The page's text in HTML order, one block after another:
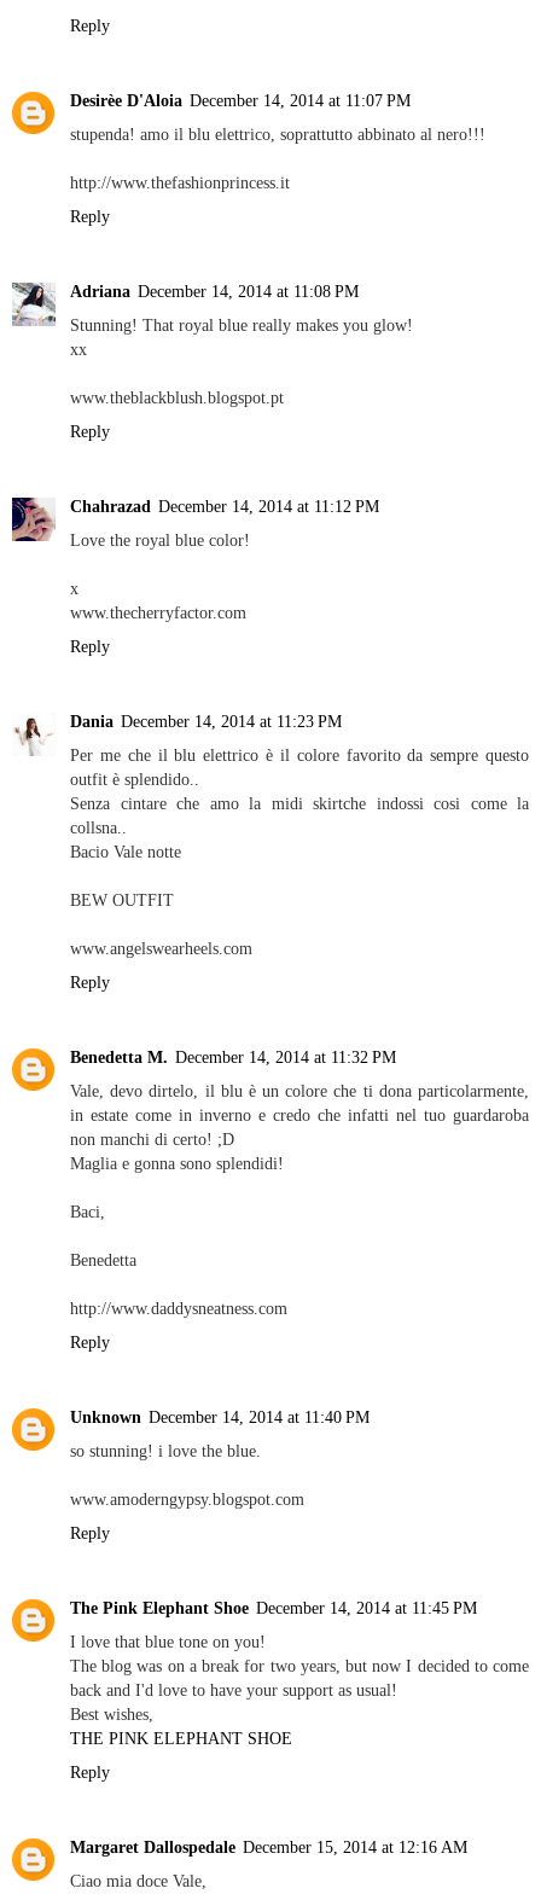
Reply
Desirèe D'Aloia December 14, 2014 at 11:07 PM
stupenda! amo il blu elettrico, soprattutto abbinato al nero!!!
http://www.thefashionprincess.it
Reply
Adriana December 14, 2014 at 11:08 PM
Stunning! That royal blue really makes you glow!
xx
www.theblackblush.blogspot.pt
Reply
Chahrazad December 14, 2014 at 11:12 PM
Love the royal blue color!
x
www.thecherryfactor.com
Reply
Dania December 14, 2014 at 11:23 PM
Per me che il blu elettrico è il colore favorito da sempre questo
outfit è splendido..
Senza cintare che amo la midi skirtche indossi cosi come la
collsna..
Bacio Vale notte
BEW OUTFIT
www.angelswearheels.com
Reply
Benedetta M. December 14, 2014 at 11:32 PM
Vale, devo dirtelo, il blu è un colore che ti dona particolarmente,
in estate come in inverno e credo che infatti nel tuo guardaroba
non manchi di certo! ;D
Maglia e gonna sono splendidi!
Baci,
Benedetta
http://www.daddysneatness.com
Reply
Unknown December 14, 2014 at 11:40 PM
so stunning! i love the blue.
www.amoderngypsy.blogspot.com
Reply
The Pink Elephant Shoe December 14, 2014 at 11:45 PM
I love that blue tone on you!
The blog was on a break for two years, but now I decided to come
back and I'd love to have your support as usual!
Best wishes,
THE PINK ELEPHANT SHOE
Reply
Margaret Dallospedale December 15, 2014 at 12:16 AM
Ciao mia doce Vale,